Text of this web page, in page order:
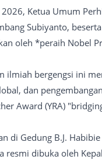
Ketua Umum
Subiyanto,
oleh *peraih Nobel
ilmiah bergengsi ini
dan
Award (YRA)
di Gedung B.J.
resmi dibuka oleh